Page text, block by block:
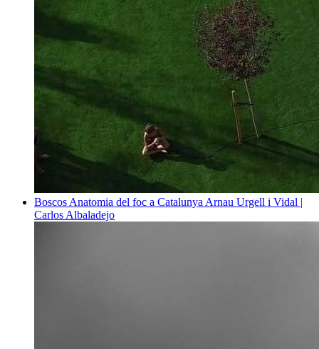
Boscos Anatomia del foc a Catalunya Arnau Urgell i Vidal |
Carlos Albaladejo